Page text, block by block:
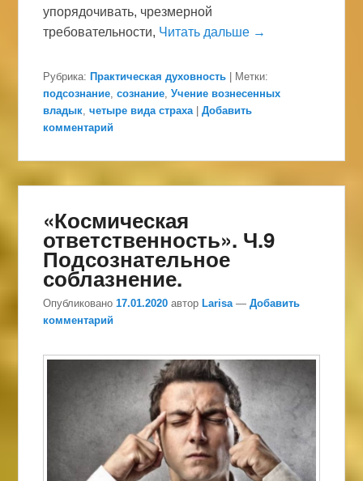
упорядочивать, чрезмерной
требовательности, Читать дальше →
Рубрика: Практическая духовность
Метки:
подсознание,сознание,Учение вознесенных
владык,четыре вида страха |Добавить
комментарий
«Космическая
ответственность». Ч.9
Подсознательное
соблазнение.
Опубликовано17.01.2020 автор Larisa —Добавить
комментарий